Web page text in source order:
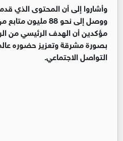
وأشاروا إلى أن المحتوى الذي
ووصل إلى نحو 88
مؤكدين أن الهدف الرئيسي من
بصورة مشرقة وتعزيز حضوره
التواصل الاجتماعي.